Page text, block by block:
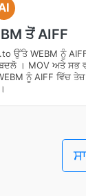
ਤੋਂ AIFF
ਉੱਤੇ WEBM ਨੂੰ
। MOV ਅਤੇ ਸਭ
ਨੂੰ AIFF ਵਿੱਚ